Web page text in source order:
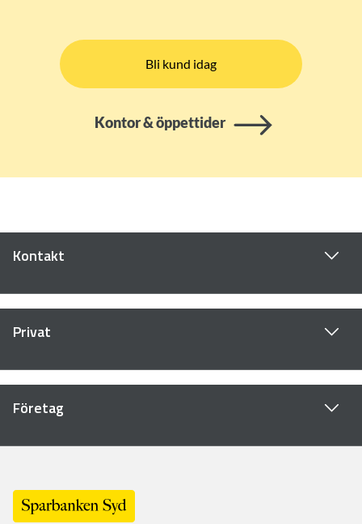
Bli kund idag
Kontor & öppettider
Kontakt
Privat
Företag